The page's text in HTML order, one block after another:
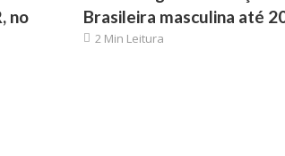
no
Brasileira masculina até
2 Min Leitura